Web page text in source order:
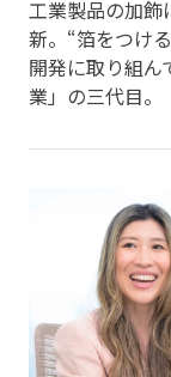
工業製品の加飾
新。“箔をつけ
開発に取り組ん
業」の三代目。